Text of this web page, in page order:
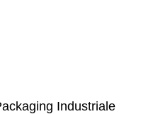
Industriale